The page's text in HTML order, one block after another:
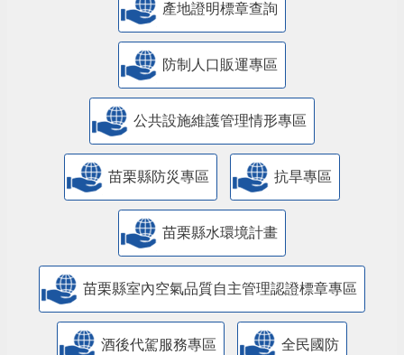
產地證明標章查詢
防制人口販運專區
​公共設施維護管理情形專區
苗栗縣防災專區 抗旱專區
苗栗縣水環境計畫
苗栗縣室內空氣品質自主管理認證標章專區
酒後代駕服務專區 全民國防